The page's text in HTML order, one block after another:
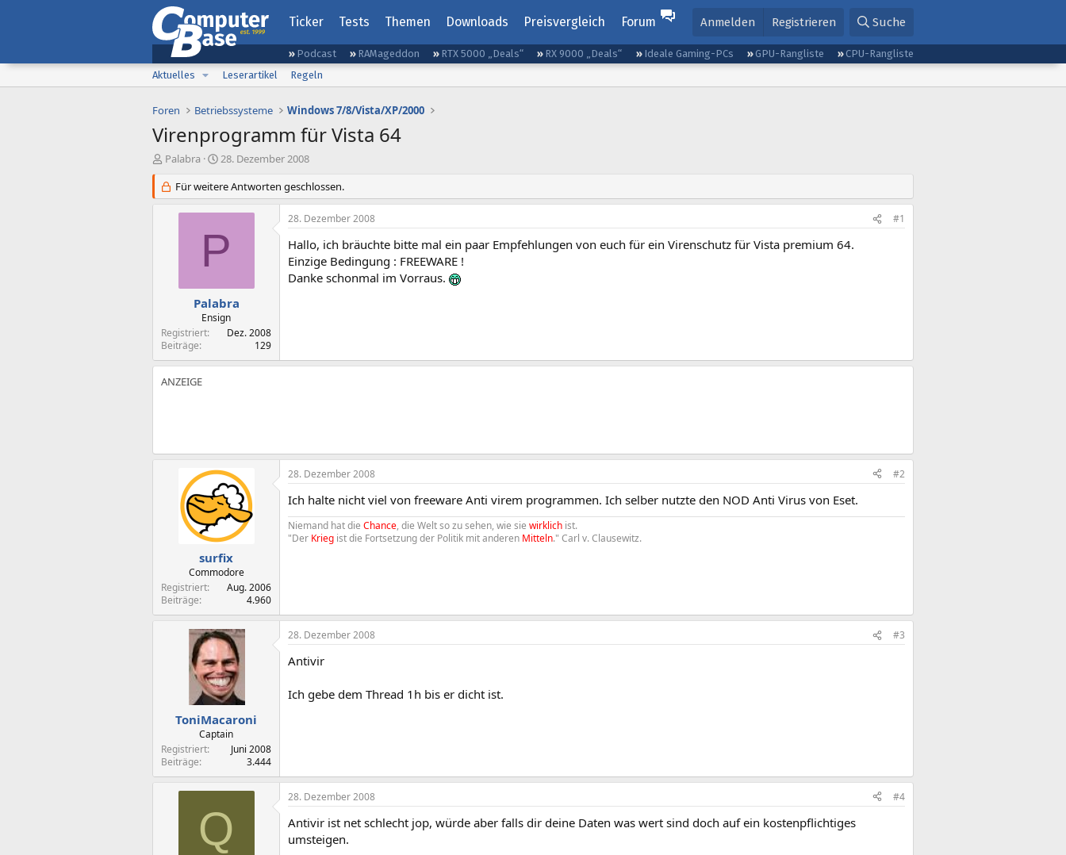
Ticker Tests Themen Downloads Preisvergleich Forum Anmelden Registrieren Suche
Podcast RAMageddon RTX 5000 „Deals“ RX 9000 „Deals“ Ideale Gaming-PCs GPU-Rangliste
CPU-Rangliste
Aktuelles
Leserartikel Regeln
Foren Betriebssysteme Windows 7/8/Vista/XP/2000
Virenprogramm für Vista 64
E
s
t
Palabra
E
s
t
e
l
t
m
28. Dezember 2008
Für weitere Antworten geschlossen.
P
Palabra
Ensign
Registriert
Dez. 2008
Beiträge
129
28. Dezember 2008 #1
Hallo, ich bräuchte bitte mal ein paar Empfehlungen von euch für ein Virenschutz für Vista premium 64.
Einzige Bedingung : FREEWARE !
Danke schonmal im Vorraus.
surfix
Commodore
Registriert
Aug. 2006
Beiträge
4.960
28. Dezember 2008 #2
Ich halte nicht viel von freeware Anti virem programmen. Ich selber nutzte den NOD Anti Virus von Eset.
Niemand hat die Chance, die Welt so zu sehen, wie sie wirklich ist.
"Der Krieg ist die Fortsetzung der Politik mit anderen Mitteln." Carl v. Clausewitz.
ToniMacaroni
Captain
Registriert
Juni 2008
Beiträge
3.444
28. Dezember 2008 #3
Antivir
Ich gebe dem Thread 1h bis er dicht ist.
Q
28. Dezember 2008 #4
Antivir ist net schlecht jop, würde aber falls dir deine Daten was wert sind doch auf ein kostenpflichtiges
umsteigen.